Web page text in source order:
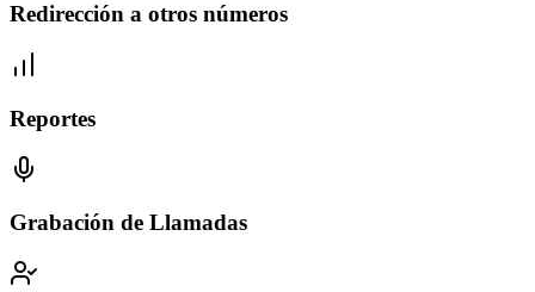
Redirección a otros números
Reportes
Grabación de Llamadas